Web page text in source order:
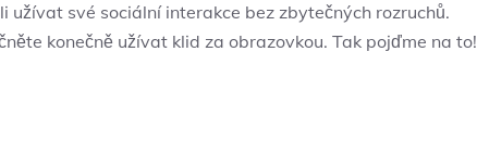
své sociální interakce bez zbytečných rozruchů.
konečně užívat klid za obrazovkou. Tak pojďme na to!